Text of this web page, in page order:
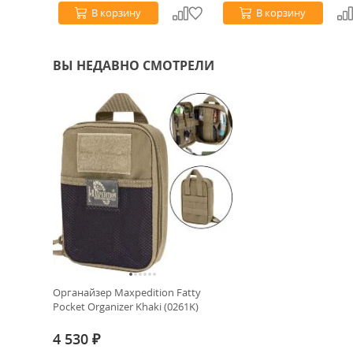
В корзину
В корзину
ВЫ НЕДАВНО СМОТРЕЛИ
Органайзер Maxpedition Fatty
Pocket Organizer Khaki (0261K)
4 530 ₽